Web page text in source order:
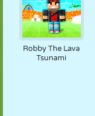
Robby The Lava
Tsunami